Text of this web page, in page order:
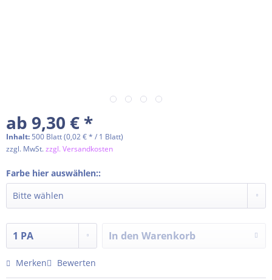
ab 9,30 € *
Inhalt: 500 Blatt (0,02 € * / 1 Blatt)
zzgl. MwSt.zzgl. Versandkosten
Farbe hier auswählen::
In den Warenkorb
Merken Bewerten